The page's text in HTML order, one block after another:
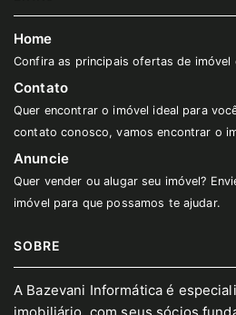
Home
Confira as principais ofertas de imóvel
Contato
Quer encontrar o imóvel ideal para
contato conosco, vamos encontrar o
Anuncie
Quer vender ou alugar seu imóvel?
imóvel para que possamos te ajudar.
SOBRE
A Bazevani Informática é